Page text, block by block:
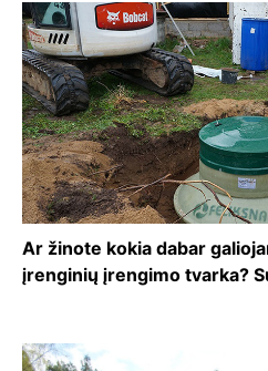
Ar žinote kokia dabar
įrenginių įrengimo tvarka?